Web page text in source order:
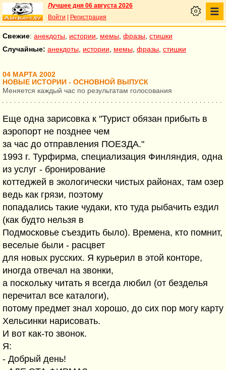
Лучшее дня 06 августа 2026
Войти
Регистрация
Свежие: анекдоты истории мемы фразы стишки
Случайные: анекдоты истории мемы фразы стишки
04 МАРТА 2002
НОВЫЕ ИСТОРИИ - ОСНОВНОЙ ВЫПУСК
Меняется каждый час по результатам голосования
Еще одна зарисовка к "Турист обязан прибыть в
аэропорт не позднее чем
за час до отправления ПОЕЗДА."
1993 г. Турфирма, специализация Финляндия, одна
из услуг - бронирование
коттеджей в экологически чистых районах, там озер
ведь как грязи, поэтому
попадались такие чудаки, кто туда рыбачить ездил
(как будто нельзя в
Подмосковье съездить было). Времена, кто помнит,
веселые были - расцвет
для новых русских. Я курьерил в этой конторе,
иногда отвечал на звонки,
а поскольку читать я всегда любил (от безделья
перечитал все каталоги),
потому предмет знал хорошо, до сих пор могу карту
Хельсинки нарисовать.
И вот как-то звонок.
Я:
- Добрый день!